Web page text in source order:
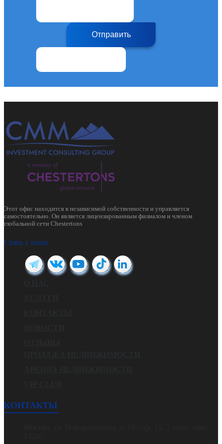
Отправить
Этот офис находится в независимой собственности и управляется
самостоятельно. Он является лицензированным филиалом и членом
глобальной сети Chestertons
Связь с нами
КОНТАКТЫ